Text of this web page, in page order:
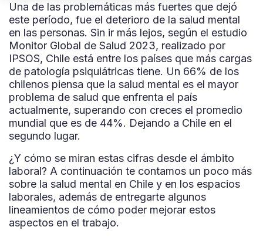
Una de las problemáticas más fuertes que dejó
este período, fue el deterioro de la salud mental
en las personas. Sin ir más lejos, según el estudio
Monitor Global de Salud 2023, realizado por
IPSOS, Chile está entre los países que más cargas
de patología psiquiátricas tiene. Un 66% de los
chilenos piensa que la salud mental es el mayor
problema de salud que enfrenta el país
actualmente, superando con creces el promedio
mundial que es de 44%. Dejando a Chile en el
segundo lugar.
¿Y cómo se miran estas cifras desde el ámbito
laboral? A continuación te contamos un poco más
sobre la salud mental en Chile y en los espacios
laborales, además de entregarte algunos
lineamientos de cómo poder mejorar estos
aspectos en el trabajo.